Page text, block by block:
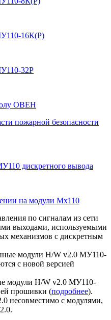
16К(Р)
32Р
ОВЕН
пожарной безопасности
дискретного вывода
на модули Мх110
по сигналам из сети
выходами, используемыми
механизмов с дискретным
модули H/W v2.0 МУ110-
с новой версией
модули H/W v2.0 МУ110-
прошивки (подробнее).
несовместимо с модулями,